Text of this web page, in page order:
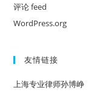
评论 feed
WordPress.org
友情链接
上海专业律师孙博峥